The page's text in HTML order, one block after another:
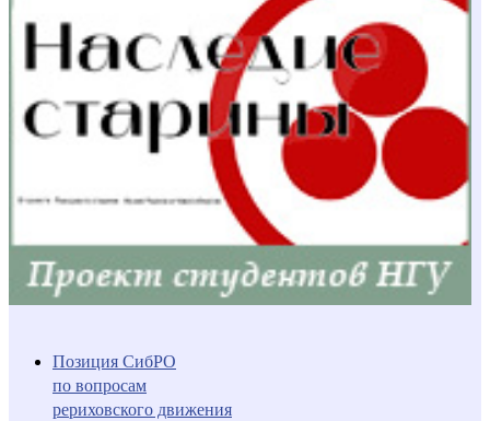
Позиция СибРО
по вопросам
рериховского движения